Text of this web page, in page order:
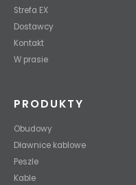
Strefa EX
Dostawcy
Kontakt
W prasie
PRODUKTY
Obudowy
Dławnice kablowe
Peszle
Kable